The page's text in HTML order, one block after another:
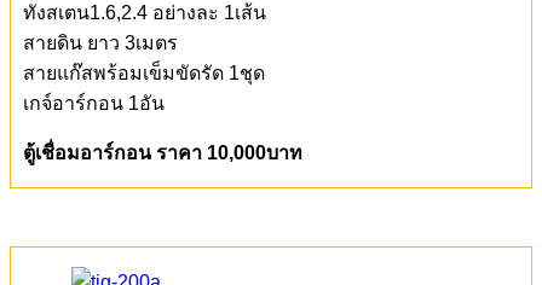
ทังสเตน1.6,2.4 อย่างละ 1เส้น
สายดิน ยาว 3เมตร
สายแก๊สพร้อมเข็มขัดรัด 1ชุด
เกจ์อาร์กอน 1อัน
ตู้เชื่อมอาร์กอน ราคา 10,000บาท